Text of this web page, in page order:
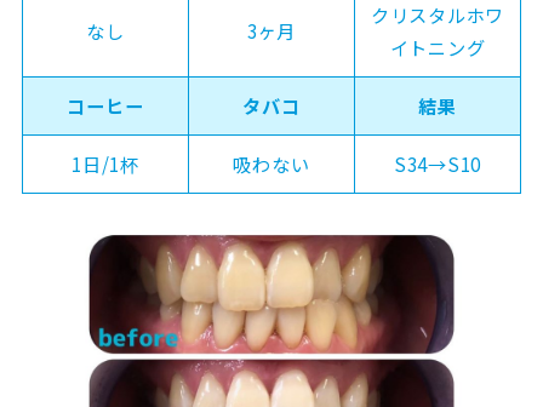
なし 3ヶ月
クリスタルホワ
イトニング
コーヒー タバコ 結果
1日/1杯 吸わない S34→S10